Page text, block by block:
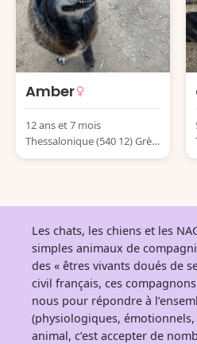
Amber
12 ans et 7 mois
Thessalonique (540 12) Grèc
e
Les chats, les chiens et les
simples animaux de
des « êtres vivants doués de
civil français, ces
nous pour répondre à
(physiologiques,
animal, c’est accepter de